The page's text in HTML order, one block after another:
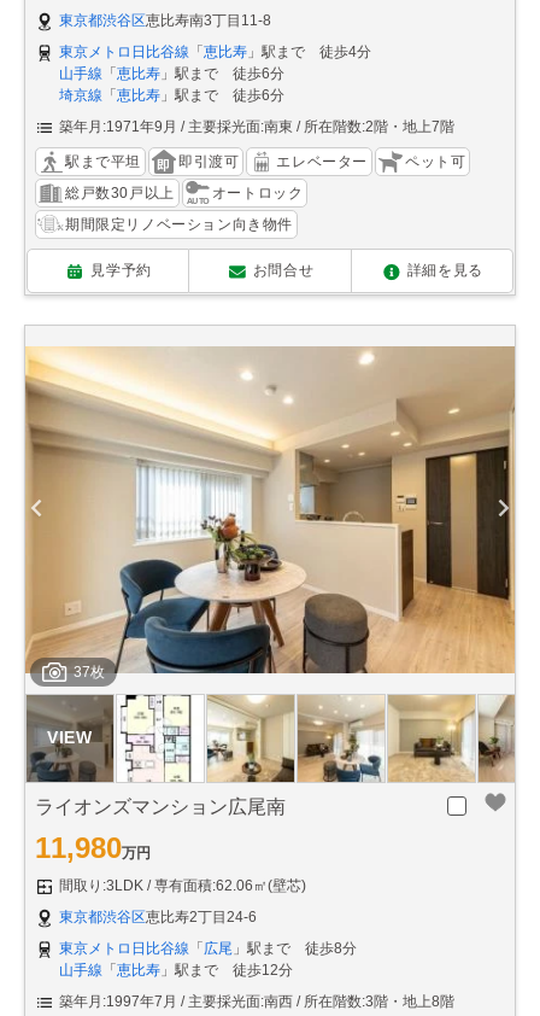
東京都渋谷区恵比寿南3丁目11-8
東京メトロ日比谷線 「 恵比寿 」駅まで 徒歩4分
山手線 「 恵比寿 」駅まで 徒歩6分
埼京線 「 恵比寿 」駅まで 徒歩6分
築年月:1971年9月
主要採光面:南東 所在階数:2階・地上7階
駅まで平坦 即引渡可 エレベーター
ペット可
総戸数30戸以上
オートロック
期間限定リノベーション向き物件
見学予約 お問合せ 詳細を見る
37枚
ライオンズマンション広尾南
11,980万円
間取り:3LDK
専有面積:62.06㎡(壁芯)
東京都渋谷区恵比寿2丁目24-6
東京メトロ日比谷線 「広尾 」駅まで 徒歩8分
山手線 「恵比寿 」駅まで 徒歩12分
築年月:1997年7月
主要採光面:南西 所在階数:3階・地上8階